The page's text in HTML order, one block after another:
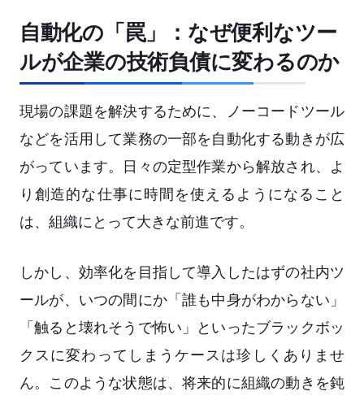
自動化の「罠」：なぜ便利なツー
ルが企業の技術負債に変わるのか
現場の課題を解決するために、ノーコードツール
などを活用して業務の一部を自動化する動きが広
がっています。日々の定型作業から解放され、よ
り創造的な仕事に時間を使えるようになること
は、組織にとって大きな前進です。
しかし、効率化を目指して導入したはずの社内ツ
ールが、いつの間にか「誰も中身がわからない」
「触ると壊れそうで怖い」といったブラックボッ
クスに変わってしまうケースは珍しくありませ
ん。このような状態は、将来的に組織の動きを鈍